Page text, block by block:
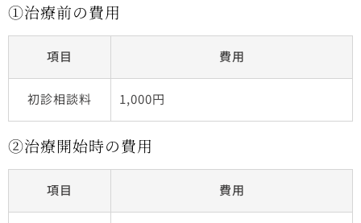
①治療前の費用
項目 費用
初診相談料 1,000円
②治療開始時の費用
項目 費用